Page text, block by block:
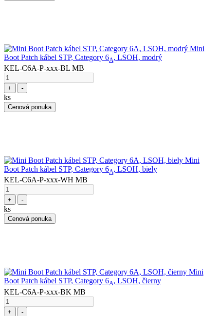
Mini
Boot Patch kábel STP, Category 6A, LSOH, modrý
KEL-C6A-P-xxx-BL MB
+ -
ks
Cenová ponuka
Mini
Boot Patch kábel STP, Category 6A, LSOH, biely
KEL-C6A-P-xxx-WH MB
+ -
ks
Cenová ponuka
Mini
Boot Patch kábel STP, Category 6A, LSOH, čierny
KEL-C6A-P-xxx-BK MB
+ -